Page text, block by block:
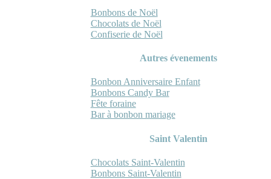
Bonbons de Noël
Chocolats de Noël
Confiserie de Noël
Autres évenements
Bonbon Anniversaire Enfant
Bonbons Candy Bar
Fête foraine
Bar à bonbon mariage
Saint Valentin
Chocolats Saint-Valentin
Bonbons Saint-Valentin